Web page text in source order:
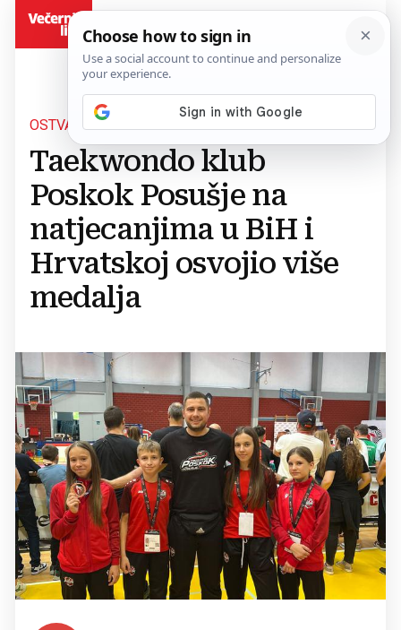
OSTVARILI ZAPAŽENE REZULTATE
Taekwondo klub
Poskok Posušje na
natjecanjima u BiH i
Hrvatskoj osvojio više
medalja